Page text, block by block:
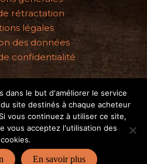
rétractation
légales
des données
confidentialité
- Gomme-Art Studios
dans l'Oise (60)
dans le but d'améliorer le service
site destinés à chaque acheteur
vous continuez à utiliser ce site,
vous acceptez l'utilisation des
cookies.
En savoir plus